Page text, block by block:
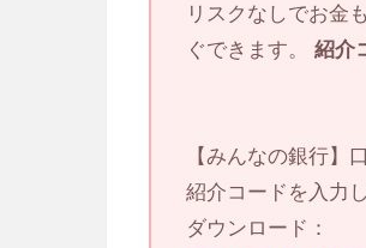
リスクなしでお金
ぐできます。紹介
【みんなの銀行】
紹介コードを入力
ダウンロード：